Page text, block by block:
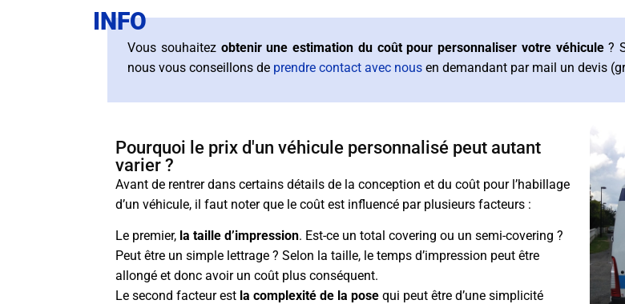
Vous souhaitez obtenir une estimation du coût pour personnaliser votre véhicule?
nous vous conseillons de prendre contact avec nous en demandant par mail un devis
INFO
Pourquoi le prix d'un véhicule personnalisé peut autant
varier ?
Avant de rentrer dans certains détails de la conception et du coût pour l’habillage
d’un véhicule, il faut noter que le coût est influencé par plusieurs facteurs :
Le premier, la taille d’impression. Est-ce un total covering ou un semi-covering ?
Peut être un simple lettrage ? Selon la taille, le temps d’impression peut être
allongé et donc avoir un coût plus conséquent.
Le second facteur est la complexité de la pose qui peut être d’une simplicité